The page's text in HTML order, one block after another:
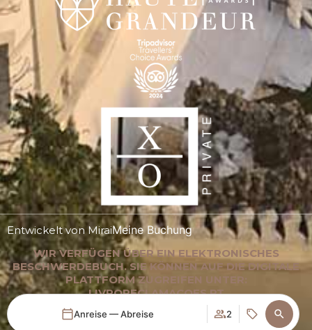
Anreise — Abreise 2
Entwickelt von MiraiMeine Buchung
WIR VERFÜGEN ÜBER EIN ELEKTRONISCHES
BESCHWERDEBUCH. SIE KÖNNEN AUF DIE DIGITALE
PLATTFORM ZUGREIFEN UNTER:
LIVRORECLAMACOES.PT